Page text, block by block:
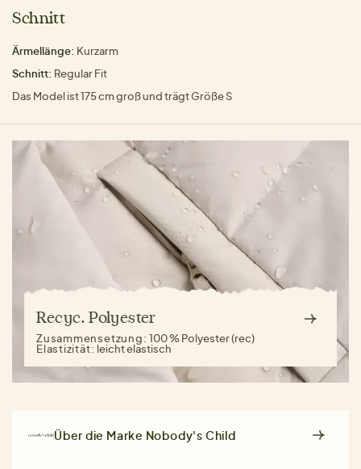
Schnitt
Ärmellänge: Kurzarm
Schnitt: Regular Fit
Das Model ist 175 cm groß und trägt Größe S
Recyc. Polyester
Zusammensetzung:100 % Polyester (rec)
Elastizität: leicht elastisch
Über die Marke Nobody's Child